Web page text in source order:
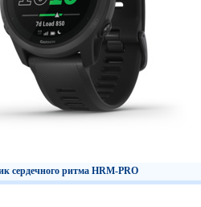
сердечного ритма HRM-PRO